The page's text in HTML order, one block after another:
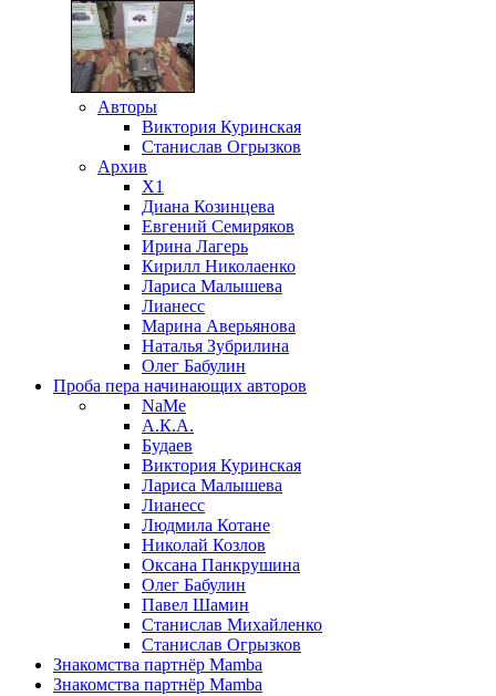
Авторы
Виктория Куринская
Станислав Огрызков
Архив
X1
Диана Козинцева
Евгений Семиряков
Ирина Лагерь
Кирилл Николаенко
Лариса Малышева
Лианесс
Марина Аверьянова
Наталья Зубрилина
Олег Бабулин
Проба пера начинающих авторов
NaMe
А.К.А.
Будаев
Виктория Куринская
Лариса Малышева
Лианесс
Людмила Котане
Николай Козлов
Оксана Панкрушина
Олег Бабулин
Павел Шамин
Станислав Михайленко
Станислав Огрызков
Знакомства партнёр Mamba
Знакомства партнёр Mamba